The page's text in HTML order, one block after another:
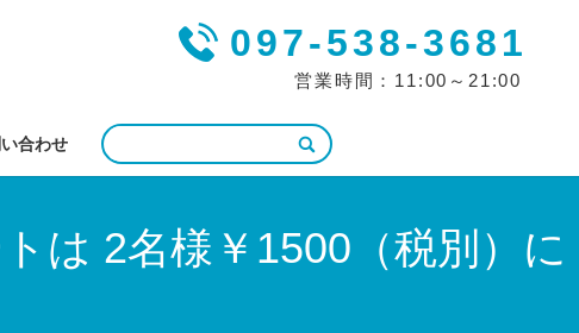
097-538-3681
営業時間：11:00～21:00
合わせ
は 2名様￥1500（税別）に